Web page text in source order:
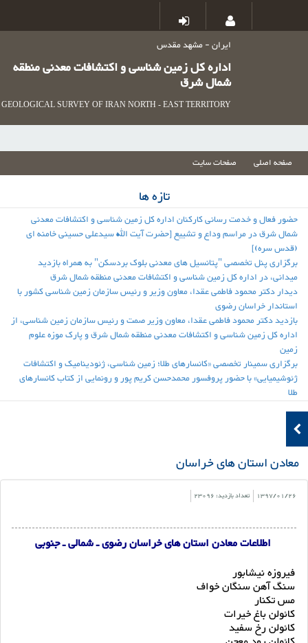
ایران - مشهد مقدس
اداره کل زمین شناسی و اکتشافات معدنی منطقه
شمال شرق
GEOLOGICAL SURVEY OF IRAN NORTH - EAST TERRITORY
صفحه اصلی صفحات سایت
تازه ها
حضور فعال و خدمت رسانی کارکنان اداره کل زمین شناسی و اکتشافات معدنی
شمال شرق در مراسم وداع و تشییع [حضرت آیت الله سیدعلی حسینی خامنه ای
(قدس سره)]
برگزاری پنل تخصصی "پتانسیل های معدنی بلوک بردسکن" به همراه بازدید
میدانی، در اداره کل زمین شناسی و اکتشافات معدنی منطقه شمال شرق
دیدار دکتر محمود فاطمی عقدا، معاون وزیر و رئیس سازمان زمین شناسی کشور با
استاندار خراسان رضوی
بازدید دکتر محمود فاطمی عقدا، معاون وزیر صمت و رئیس سازمان زمین شناسی، از
اداره کل زمین شناسی و اکتشافات معدنی منطقه شمال شرق و پارک موزه علوم
زمین
برگزاری سمینار تخصصی «کانسارهای طلا؛ زمین شناسی، ژئودینامیک و اکتشافات
ژئوشیمیایی» با حضور پروفسور محمدحسن کریم پور و رونمایی از کتاب کانسارهای
طلا
معادن استان های خراسان
1397/01/26 تعداد بازدید: 23096
اطلاعات معادن استان های خراسان رضوی ـ شمالی ـ جنوبی
فیروزه نیشابور
سنگ آهن سنگان خواف
مس تکنار
کائولن باغ خیرات
کائولن رخ سفید